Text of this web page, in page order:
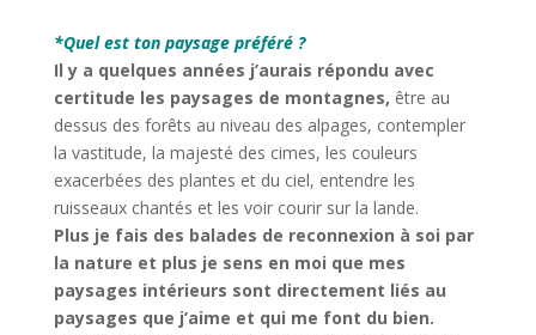
*Quel est ton paysage préféré ?
Il y a quelques années j’aurais répondu avec
certitude les paysages de montagnes, être au
dessus des forêts au niveau des alpages, contempler
la vastitude, la majesté des cimes, les couleurs
exacerbées des plantes et du ciel, entendre les
ruisseaux chantés et les voir courir sur la lande.
Plus je fais des balades de reconnexion à soi par
la nature et plus je sens en moi que mes
paysages intérieurs sont directement liés au
paysages que j’aime et qui me font du bien.